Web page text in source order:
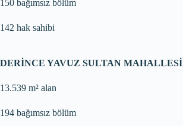
150 bağımsız bölüm
142 hak sahibi
DERİNCE YAVUZ SULTAN MAHALLESİ
13.539 m² alan
194 bağımsız bölüm